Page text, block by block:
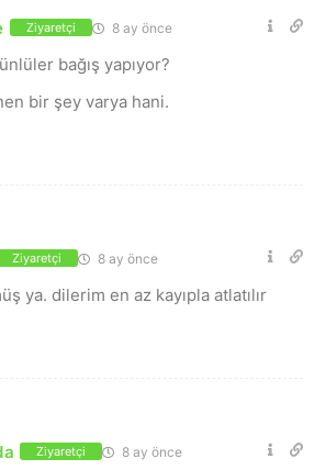
Ziyaretçi 8 ay önce
bağış yapıyor?
bir şey varya hani.
Ziyaretçi 8 ay önce
ya. dilerim en az kayıpla atlatılır
Ziyaretçi 8 ay önce